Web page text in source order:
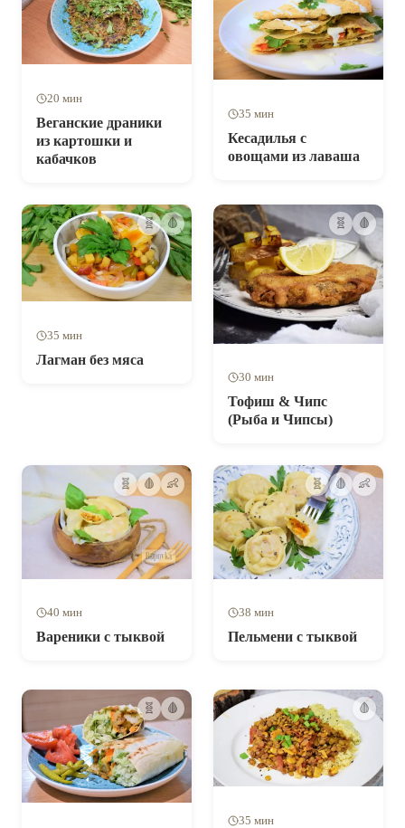
20 мин
Веганские драники
из картошки и
кабачков
35 мин
Кесадилья с
овощами из лаваша
🧬 🩸
35 мин
Лагман без мяса
🧬 🩸
30 мин
Тофиш & Чипс
(Рыба и Чипсы)
🧬 🩸 👶
40 мин
Вареники с тыквой
🧬 🩸 👶
38 мин
Пельмени с тыквой
🧬 🩸 🩸
35 мин